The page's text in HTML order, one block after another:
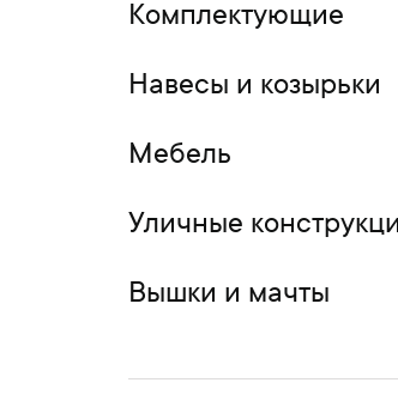
Комплектующие
Навесы и козырьки
Мебель
Уличные
Вышки и мачты